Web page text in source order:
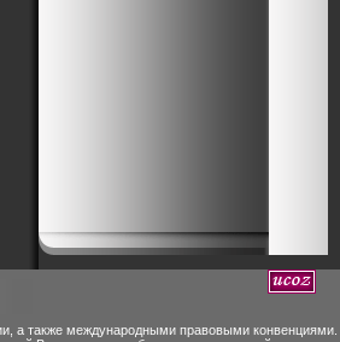
а также международными правовыми конвенциями.